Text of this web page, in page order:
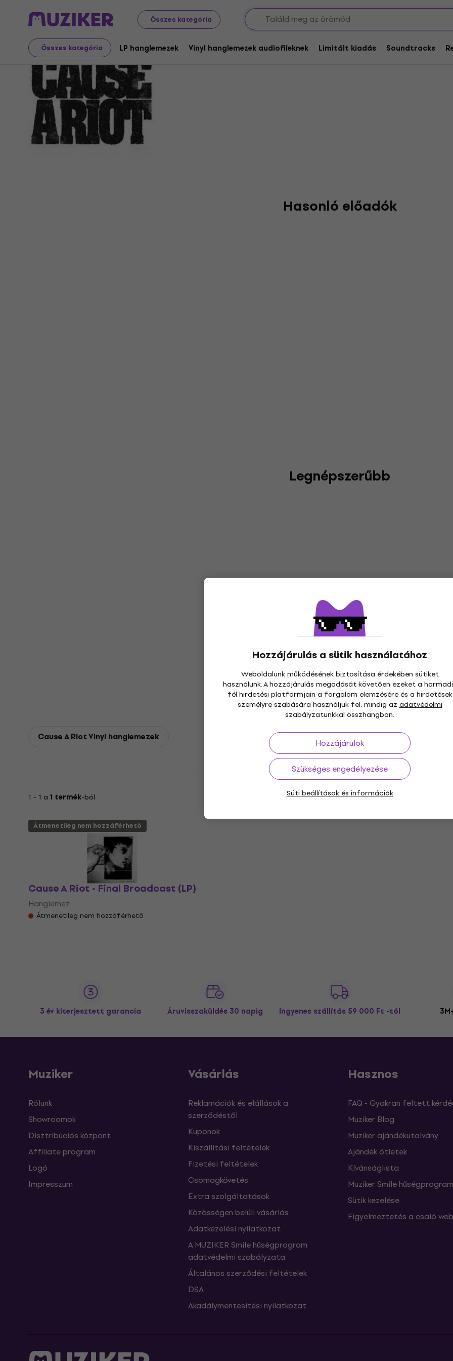
Összes kategória
Összes kategória LP hanglemezek Vinyl hanglemezek audiofileknek Limitált kiadás Soundtracks
Hozzájárulás a sütik használatához
Weboldalunk működésének biztosítása érdekében sütiket
használunk. A hozzájárulás megadását követően ezeket a
fél hirdetési platformjain a forgalom elemzésére és a hirdetések
személyre szabására használjuk fel, mindig az adatvédelmi
szabályzatunkkal összhangban.
Hozzájárulok
Szükséges engedélyezése
Süti beállítások és információk
Cause A Riot
Hasonló előadók
Legnépszerűbb
Cause A Riot Vinyl hanglemezek
1 - 1 a 1 termék-ból
Átmenetileg nem hozzáférhető
Cause A Riot - Final Broadcast (LP)
Hanglemez
Átmenetileg nem hozzáférhető
3 év kiterjesztett garancia Áruvisszaküldés 30 napig Ingyenes szállítás 59 000 Ft -tól
Muziker
Rólunk
Showroomok
Disztribúciós központ
Affiliate program
Logó
Impresszum
Vásárlás
Reklamációk és elállások a
szerződéstől
Kuponok
Kiszállítási feltételek
Fizetési feltételek
Csomagkövetés
Extra szolgáltatások
Közösségen belüli vásárlás
Adatkezelési nyilatkozat
A MUZIKER Smile hűségprogram
adatvédelmi szabályzata
Általános szerződési feltételek
DSA
Akadálymentesítési nyilatkozat
Hasznos
FAQ - Gyakran feltett
Muziker Blog
Muziker ajándékutalvány
Ajándék ötletek
Kívánságlista
Muziker Smile hűségprogram
Sütik kezelése
Figyelmeztetés a csaló